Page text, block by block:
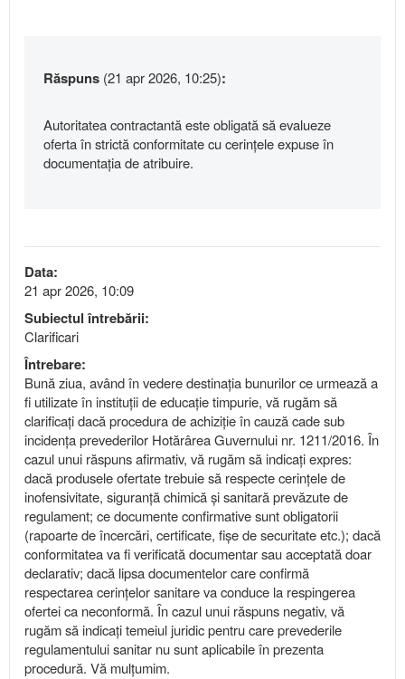
Răspuns (21 apr 2026, 10:25):
Autoritatea contractantă este obligată să evalueze
oferta în strictă conformitate cu cerințele expuse în
documentația de atribuire.
Data:
21 apr 2026, 10:09
Subiectul întrebării:
Clarificari
Întrebare:
Bună ziua, având în vedere destinația bunurilor ce urmează a
fi utilizate în instituții de educație timpurie, vă rugăm să
clarificați dacă procedura de achiziție în cauză cade sub
incidența prevederilor Hotărârea Guvernului nr. 1211/2016. În
cazul unui răspuns afirmativ, vă rugăm să indicați expres:
dacă produsele ofertate trebuie să respecte cerințele de
inofensivitate, siguranță chimică și sanitară prevăzute de
regulament; ce documente confirmative sunt obligatorii
(rapoarte de încercări, certificate, fișe de securitate etc.); dacă
conformitatea va fi verificată documentar sau acceptată doar
declarativ; dacă lipsa documentelor care confirmă
respectarea cerințelor sanitare va conduce la respingerea
ofertei ca neconformă. În cazul unui răspuns negativ, vă
rugăm să indicați temeiul juridic pentru care prevederile
regulamentului sanitar nu sunt aplicabile în prezenta
procedură. Vă mulțumim.